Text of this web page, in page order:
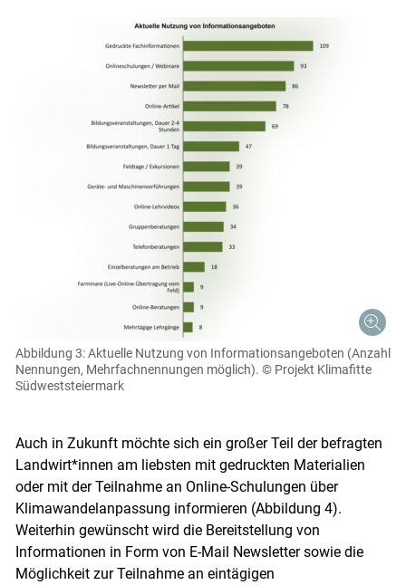
Abbildung 3: Aktuelle Nutzung von Informationsangeboten (Anzahl
Nennungen, Mehrfachnennungen möglich). © Projekt Klimafitte
Südweststeiermark
Auch in Zukunft möchte sich ein großer Teil der befragten
Landwirt*innen am liebsten mit gedruckten Materialien
oder mit der Teilnahme an Online-Schulungen über
Klimawandelanpassung informieren (Abbildung 4).
Weiterhin gewünscht wird die Bereitstellung von
Informationen in Form von E-Mail Newsletter sowie die
Möglichkeit zur Teilnahme an eintägigen